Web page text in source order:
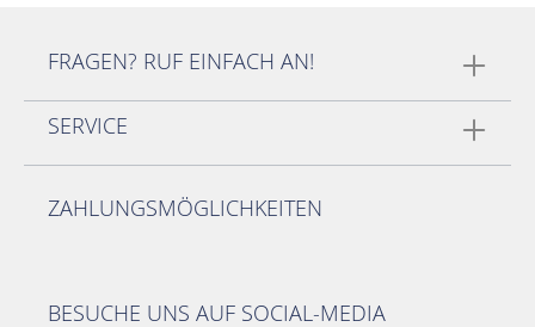
FRAGEN? RUF EINFACH AN!
SERVICE
ZAHLUNGSMÖGLICHKEITEN
BESUCHE UNS AUF SOCIAL-MEDIA